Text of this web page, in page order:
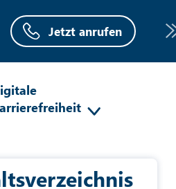
Jetzt anrufen